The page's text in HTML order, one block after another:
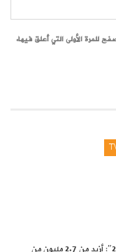
للمرة الأولى التي أعلق فيها.